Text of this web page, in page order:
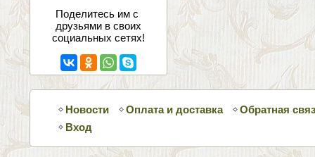
Поделитесь им с
друзьями в своих
социальных сетях!
Новости Оплата и доставка
Обратная
Вход